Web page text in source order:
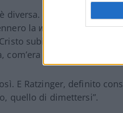
diversa. Il papato di
la white list
dalle
subirono un
com’era prevedibile, un
E Ratzinger, definito
quello di dimettersi”.